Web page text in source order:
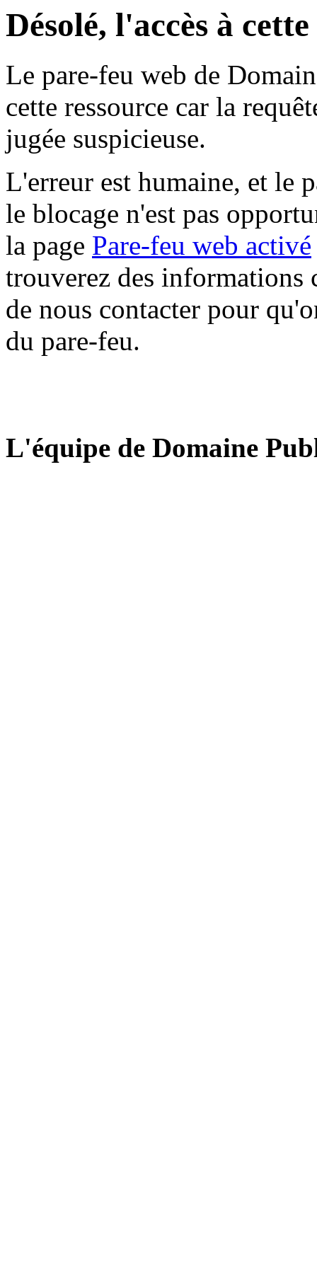
Désolé, l'accès à
Le pare-feu web de
cette ressource car la
jugée suspicieuse.
L'erreur est humaine, et le
le blocage n'est pas
la page Pare-feu web activé
trouverez des informations
de nous contacter pour
du pare-feu.
L'équipe de Domaine